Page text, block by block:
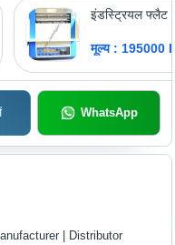
इंडस्ट्रियल फ्लैट
मूल्य : 195000
WhatsApp
| Distributor